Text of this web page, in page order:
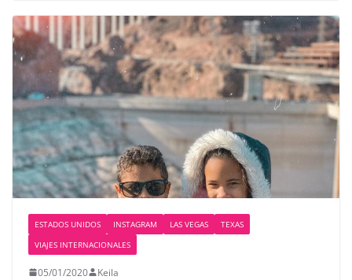
ESTADOS UNIDOS INSTAGRAM LAS VEGAS
TEXAS
VIAJES INTERNACIONALES
05/01/2020 Keila